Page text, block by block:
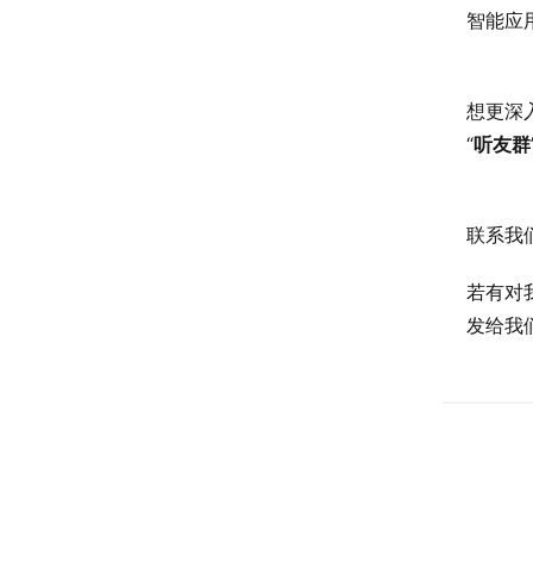
智能应
想更深
“听友群
联系我
若有对
发给我